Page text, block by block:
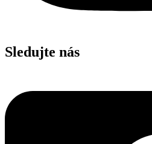
Sledujte nás